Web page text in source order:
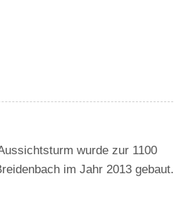
wurde zur 1100
im Jahr 2013 gebaut.